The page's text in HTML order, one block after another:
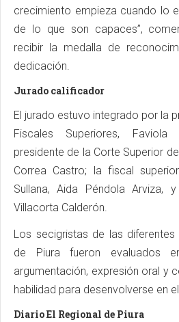
crecimiento empieza cuando lo
de lo que son capaces”,
recibir la medalla de
dedicación.
Jurado calificador
El jurado estuvo integrado por la
Fiscales Superiores,
presidente de la Corte Superior
Correa Castro; la fiscal
Sullana, Aida Péndola Arviza,
Villacorta Calderón.
Los secigristas de las
de Piura fueron evaluados
argumentación, expresión oral y
habilidad para desenvolverse en
Diario El Regional de Piura